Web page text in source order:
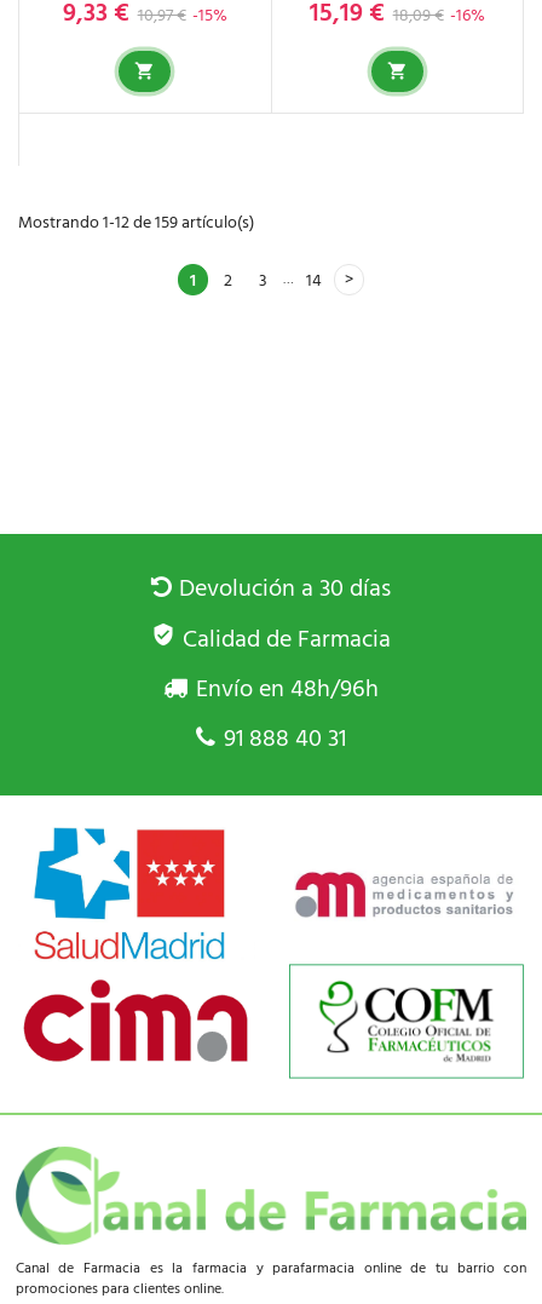
Precio base
10,97 € -15%
Precio
9,33 € Precio base
18,09 € -16%
Precio
15,19 €
Mostrando 1-12 de 159 artículo(s)
1 2 3 … 14
Devolución a 30 días
Calidad de Farmacia
Envío en 48h/96h
91 888 40 31
Canal de Farmacia es la farmacia y parafarmacia online de tu barrio con
promociones para clientes online.